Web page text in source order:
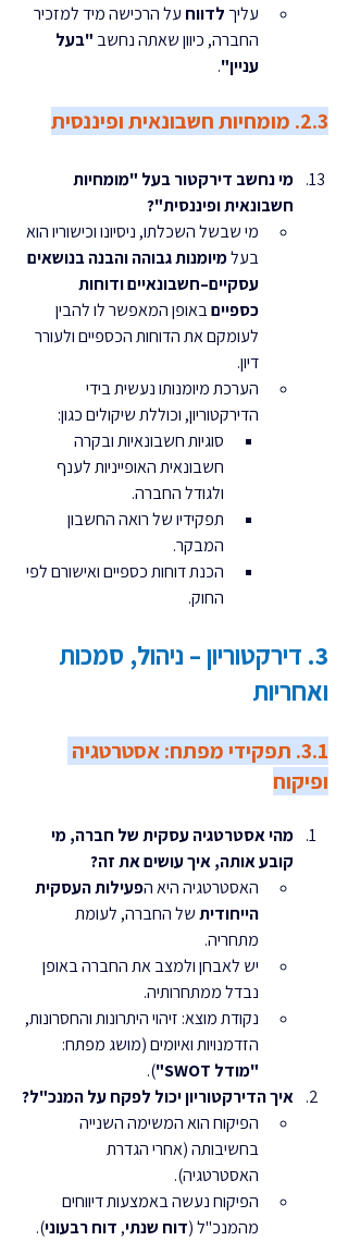
עליך לדווח על הרכישה מיד למזכיר
החברה, כיוון שאתה נחשב "בעל
עניין".
2.3. מומחיות חשבונאית ופיננסית
מי נחשב דירקטור בעל "מומחיות
חשבונאית ופיננסית"?
מי שבשל השכלתו, ניסיונו וכישוריו הוא
בעל מיומנות גבוהה והבנה בנושאים
עסקיים–חשבונאיים ודוחות
כספיים באופן המאפשר לו להבין
לעומקם את הדוחות הכספיים ולעורר
דיון.
הערכת מיומנותו נעשית בידי
הדירקטוריון, וכוללת שיקולים כגון:
סוגיות חשבונאיות ובקרה
חשבונאית האופייניות לענף
ולגודל החברה.
תפקידיו של רואה החשבון
המבקר.
הכנת דוחות כספיים ואישורם לפי
החוק.
3. דירקטוריון – ניהול, סמכות
ואחריות
3.1. תפקידי מפתח: אסטרטגיה
ופיקוח
מהי אסטרטגיה עסקית של חברה, מי
קובע אותה, איך עושים את זה?
האסטרטגיה היא הפעילות העסקית
הייחודית של החברה, לעומת
מתחריה.
יש לאבחן ולמצב את החברה באופן
נבדל ממתחרותיה.
נקודת מוצא: זיהוי היתרונות והחסרונות,
הזדמנויות ואיומים (מושג מפתח:
"מודל SWOT"
).
איך הדירקטוריון יכול לפקח על המנכ"ל?
הפיקוח הוא המשימה השנייה
בחשיבותה (אחרי הגדרת
האסטרטגיה).
הפיקוח נעשה באמצעות דיווחים
מהמנכ"ל (דוח שנתי, דוח רבעוני).